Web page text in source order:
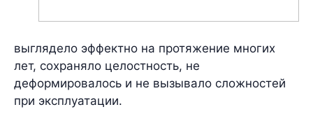
выглядело эффектно на протяжение многих
лет, сохраняло целостность, не
деформировалось и не вызывало сложностей
при эксплуатации.